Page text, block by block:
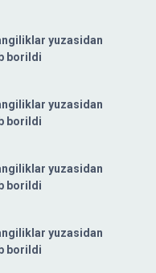
yuzasidan
borildi
yuzasidan
borildi
yuzasidan
borildi
yuzasidan
borildi